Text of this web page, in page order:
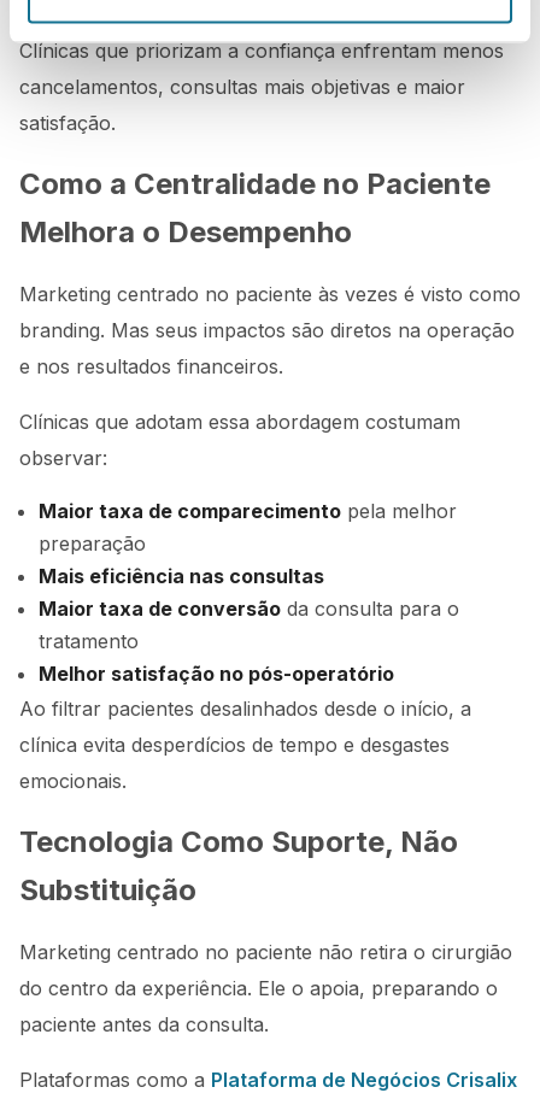
O paciente se sente ouvido, não apressado
Clínicas que priorizam a confiança enfrentam menos
cancelamentos, consultas mais objetivas e maior
satisfação.
Como a Centralidade no Paciente
Melhora o Desempenho
Marketing centrado no paciente às vezes é visto como
branding. Mas seus impactos são diretos na operação
e nos resultados financeiros.
Clínicas que adotam essa abordagem costumam
observar:
Maior taxa de comparecimento pela melhor
preparação
Mais eficiência nas consultas
Maior taxa de conversão da consulta para o
tratamento
Melhor satisfação no pós-operatório
Ao filtrar pacientes desalinhados desde o início, a
clínica evita desperdícios de tempo e desgastes
emocionais.
Tecnologia Como Suporte, Não
Substituição
Marketing centrado no paciente não retira o cirurgião
do centro da experiência. Ele o apoia, preparando o
paciente antes da consulta.
Plataformas como a Plataforma de Negócios Crisalix